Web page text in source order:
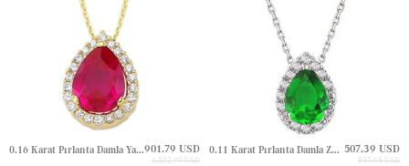
0.16 Karat Pırlanta Damla Yakut Halo Altın Kolye901.79 USD
1,502.99 USD
0.11 Karat Pırlanta Damla Zümrüt Halo Altın Kolye 507.39 USD
845.65 USD